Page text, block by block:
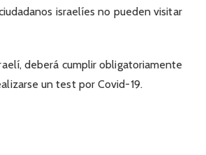
israelíes no pueden visitar
deberá cumplir obligatoriamente
un test por Covid-19.